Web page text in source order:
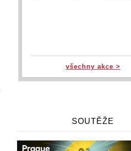
všechny akce >
SOUTĚŽE